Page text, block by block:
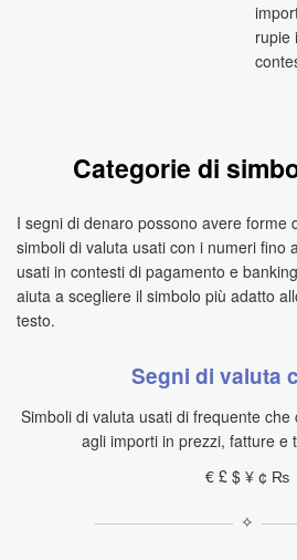
rupie
Categorie di
I segni di denaro possono avere forme
simboli di valuta usati con i numeri fino
usati in contesti di pagamento e
aiuta a scegliere il simbolo più adatto
testo.
Segni di valuta
Simboli di valuta usati di frequente
agli importi in prezzi, fatture e
€ £ $ ¥ ¢ ₨
✧